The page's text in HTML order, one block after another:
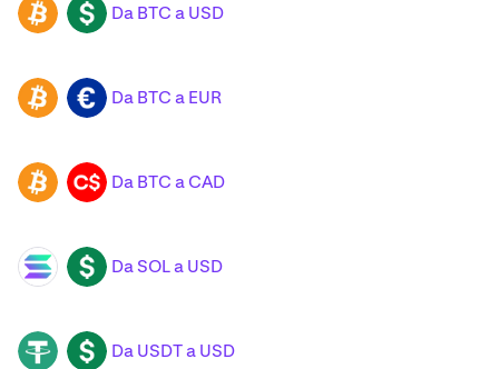
BTC USD Da BTC a USD
BTC EUR Da BTC a EUR
BTC CAD Da BTC a CAD
SOL USD Da SOL a USD
USDT USD Da USDT a USD